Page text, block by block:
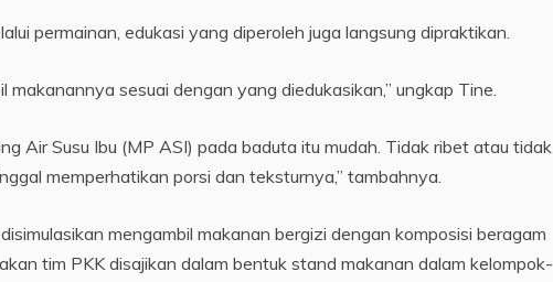
permainan, edukasi yang diperoleh juga langsung dipraktikan.
makanannya sesuai dengan yang diedukasikan,” ungkap Tine.
Air Susu Ibu (MP ASI) pada baduta itu mudah. Tidak ribet atau tidak
memperhatikan porsi dan teksturnya,” tambahnya.
mengambil makanan bergizi dengan komposisi beragam
tim PKK disajikan dalam bentuk stand makanan dalam kelompok-